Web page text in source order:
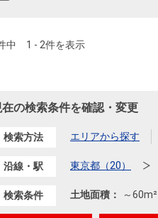
中 1 - 2件を表示
の検索条件を確認・変更
検索方法 エリアから探す
沿線・駅 東京都（20）
検索条件 土地面積： ～60m²